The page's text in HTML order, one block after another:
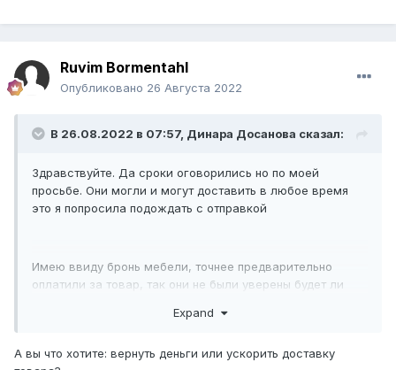
Ruvim Bormentahl
Опубликовано 26 Августа 2022
В 26.08.2022 в 07:57, Динара Досанова сказал:
Здравствуйте. Да сроки оговорились но по моей
просьбе. Они могли и могут доставить в любое время
это я попросила подождать с отправкой
Имею ввиду бронь мебели, точнее предварительно
оплатили за товар, так они не были уверены будет ли
случае я оплатила полностью за мебель, тем самым
попросив продавца пока ее подержать у себя на складе.
Expand
А вы что хотите: вернуть деньги или ускорить доставку